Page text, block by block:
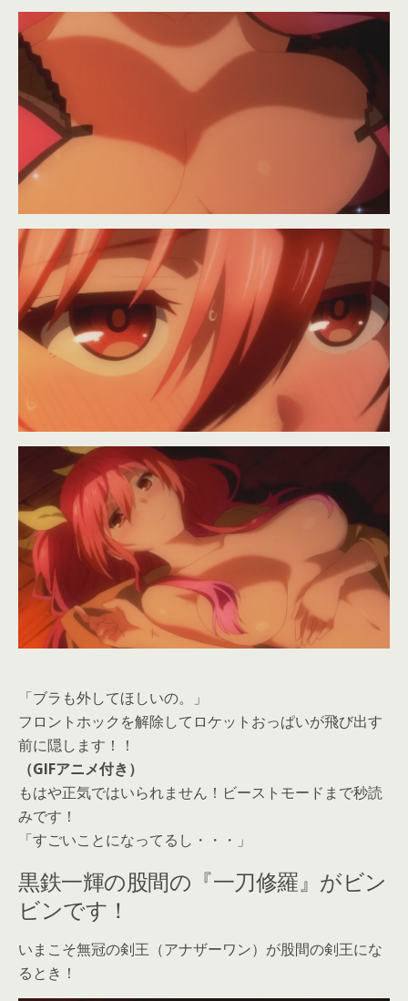
「ブラも外してほしいの。」
フロントホックを解除してロケットおっぱいが飛び出す
前に隠します！！
（GIFアニメ付き）
もはや正気ではいられません！ビーストモードまで秒読
みです！
「すごいことになってるし・・・」
黒鉄一輝の股間の『一刀修羅』がビン
ビンです！
いまこそ無冠の剣王（アナザーワン）が股間の剣王にな
るとき！